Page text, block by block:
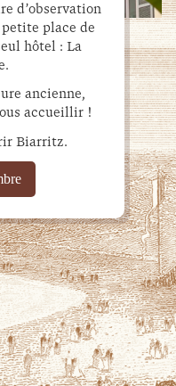
d’observation
place de
hôtel : La
ancienne,
accueillir !
Biarritz.